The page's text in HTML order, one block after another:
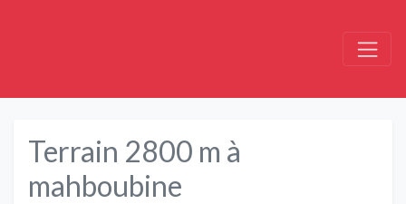
Terrain 2800 m à
mahboubine